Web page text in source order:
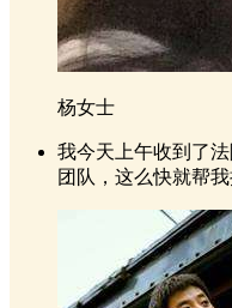
杨女士
我今天上午收到了
团队，这么快就帮